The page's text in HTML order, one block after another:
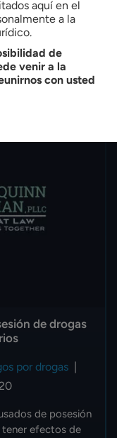
cárcel o
licencia o tener
Si usted es...
de drogas
por drogas |
de posesión
tener efectos de
aquí en el
a la
de
venir a la
con usted